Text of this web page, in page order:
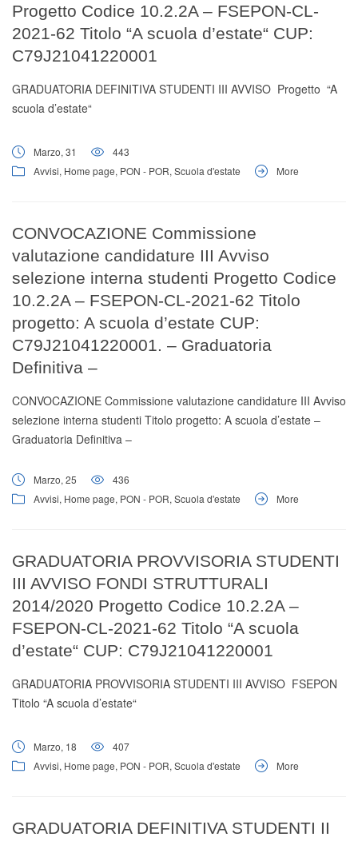
Progetto Codice 10.2.2A – FSEPON-CL-
2021-62 Titolo “A scuola d’estate“ CUP:
C79J21041220001
GRADUATORIA DEFINITIVA STUDENTI III AVVISO Progetto “A
scuola d’estate“
Marzo, 31
443
Avvisi, Home page, PON - POR, Scuola d'estate More
CONVOCAZIONE Commissione
valutazione candidature III Avviso
selezione interna studenti Progetto Codice
10.2.2A – FSEPON-CL-2021-62 Titolo
progetto: A scuola d’estate CUP:
C79J21041220001. – Graduatoria
Definitiva –
CONVOCAZIONE Commissione valutazione candidature III Avviso
selezione interna studenti Titolo progetto: A scuola d’estate –
Graduatoria Definitiva –
Marzo, 25
436
Avvisi, Home page, PON - POR, Scuola d'estate More
GRADUATORIA PROVVISORIA STUDENTI
III AVVISO FONDI STRUTTURALI
2014/2020 Progetto Codice 10.2.2A –
FSEPON-CL-2021-62 Titolo “A scuola
d’estate“ CUP: C79J21041220001
GRADUATORIA PROVVISORIA STUDENTI III AVVISO FSEPON
Titolo “A scuola d’estate“
Marzo, 18
407
Avvisi, Home page, PON - POR, Scuola d'estate More
GRADUATORIA DEFINITIVA STUDENTI II